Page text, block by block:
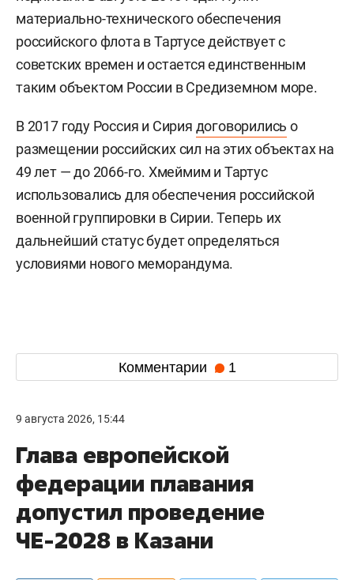
материально-технического обеспечения
российского флота в Тартусе действует с
советских времен и остается единственным
таким объектом России в Средиземном море.
В 2017 году Россия и Сирия договорились о
размещении российских сил на этих объектах на
49 лет — до 2066-го. Хмеймим и Тартус
использовались для обеспечения российской
военной группировки в Сирии. Теперь их
дальнейший статус будет определяться
условиями нового меморандума.
Комментарии 1
9 августа 2026, 15:44
Глава европейской
федерации плавания
допустил проведение
ЧЕ-2028 в Казани